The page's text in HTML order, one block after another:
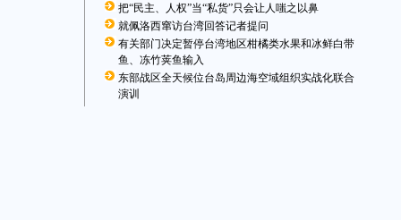
把“民主、人权”当“私货”只会让人嗤之以鼻
就佩洛西窜访台湾回答记者提问
有关部门决定暂停台湾地区柑橘类水果和冰鲜白带
鱼、冻竹荚鱼输入
东部战区全天候位台岛周边海空域组织实战化联合
演训